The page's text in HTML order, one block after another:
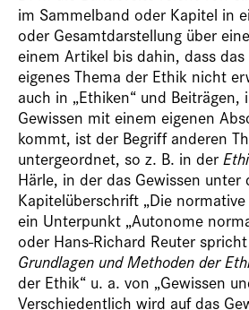
im Sammelband oder Kapitel in
oder Gesamtdarstellung über
einem Artikel bis dahin, dass das
eigenes Thema der Ethik nicht
auch in „Ethiken“ und Beiträgen,
Gewissen mit einem eigenen
kommt, ist der Begriff anderen
untergeordnet, so z. B. in der
Härle, in der das Gewissen unter
Kapitelüberschrift „Die
ein Unterpunkt „Autonome
oder Hans-Richard Reuter
Grundlagen und Methoden der
der Ethik“ u. a. von „Gewissen
Verschiedentlich wird auf das